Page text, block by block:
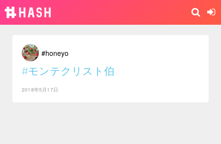
#honeyo
#モンテクリスト伯
2018年5月17日